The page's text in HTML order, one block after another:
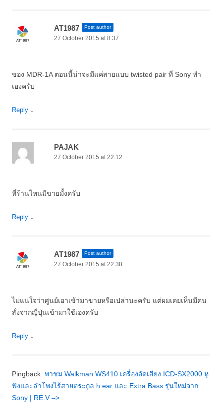
AT1987 Post author
27 October 2015 at 8:37
ของ MDR-1A ตอนนี้น่าจะมีแค่สายแบบ twisted pair ที่ Sony ทำ
เองครับ
Reply ↓
PAJAK
27 October 2015 at 22:12
ที่ร้านไหนมีขายมั้งครับ
Reply ↓
AT1987 Post author
27 October 2015 at 22:38
ไม่แน่ใจว่าศูนย์เอาเข้ามาขายหรือเปล่านะครับ แต่ผมเคยเห็นมีคน
สั่งจากญี่ปุ่นเข้ามาใช้เองครับ
Reply ↓
Pingback: พาชม Walkman WS410 เครื่องอัดเสียง ICD-SX2000 หู
ฟังและลำโพงไร้สายตระกูล h.ear และ Extra Bass รุ่นใหม่จาก
Sony | RE.V –>